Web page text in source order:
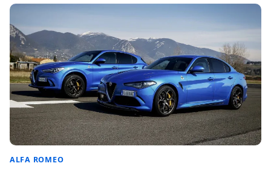
ALFA ROMEO